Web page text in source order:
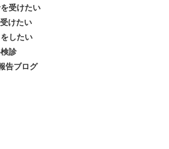
受けたい
けたい
したい
診
告ブログ